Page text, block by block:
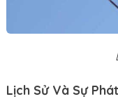
Lịch Sử Và Sự